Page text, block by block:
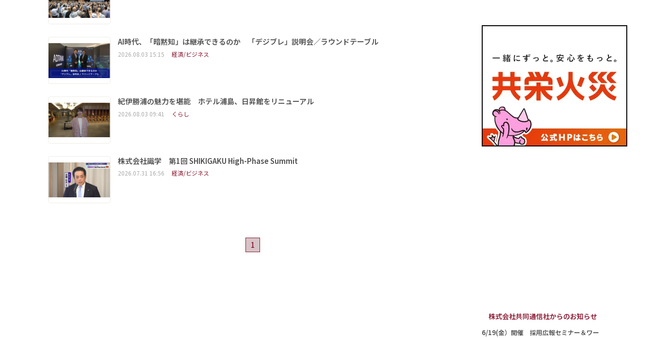
AI時代、「暗黙知」は継承できるのか 「デジブレ」説明会／ラウンドテーブル
2026.08.03 15:15 経済/ビジネス
紀伊勝浦の魅力を堪能 ホテル浦島、日昇館をリニューアル
2026.08.03 09:41 くらし
株式会社識学 第1回 SHIKIGAKU High-Phase Summit
2026.07.31 16:56 経済/ビジネス
1
株式会社共同通信社からのお知らせ
6/19(金）開催 採用広報セミナー＆ワー